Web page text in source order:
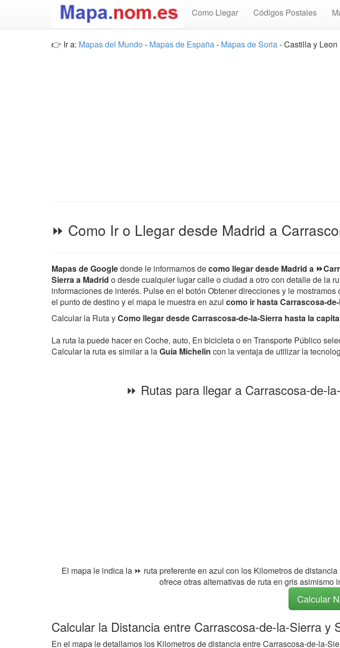
Como Llegar Códigos Postales
👉 Ir a: Mapas del Mundo - Mapas de España- Mapas de Soria- Castilla y
⏩ Como Ir o Llegar desde Madrid a
Mapas de Googledonde le informamos decomo llegar desde Madrid a
Sierra a Madrid o desde cualquier lugar calle o ciudad a otro con detalle de la
informaciones de interés. Pulse en el botón Obtener direcciones y le
el punto de destino y el mapa le muestra en azul como ir hasta Carrascosa-
Calcular la Ruta yComo llegar desde Carrascosa-de-la-Sierra hasta la
La ruta la puede hacer en Coche, auto, En bicicleta o en Transporte Público
Calcular la ruta es similar a laGuia Michelin con la ventaja de utilizar la
⏩ Rutas para llegar a Carrascosa-de-
El mapa le indica la ⏩ ruta preferente en azul con los Kilometros de
ofrece otras alternativas de ruta en gris
Calcular
Calcular la Distancia entre Carrascosa-de-la-Sierra y
En el mapa le detallamos los Kilometros de distancia entre Carrascosa-de-la-